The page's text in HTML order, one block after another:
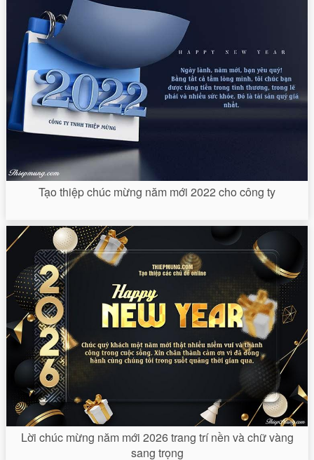
Tạo thiệp chúc mừng năm mới 2022 cho công ty
Lời chúc mừng năm mới 2026 trang trí nền và chữ vàng
sang trọng